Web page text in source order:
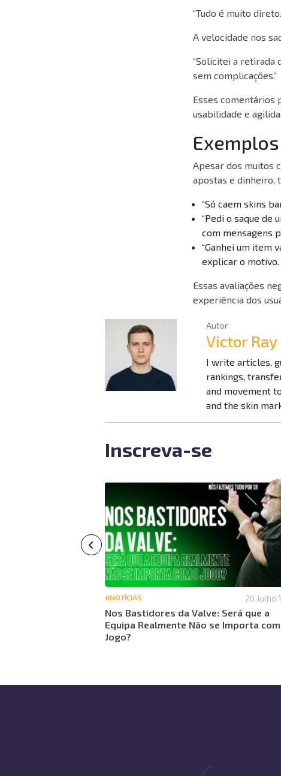
“Tudo é muito
A velocidade nos
“Solicitei a retirada
sem complicações.”
Esses comentários
usabilidade e
Apesar dos muitos
apostas e dinheiro,
“Só caem skins
“Pedi o saque de
com mensagens
“Ganhei um item
explicar o motivo.
Essas avaliações
experiência dos
Autor
Victor
I write articles,
rankings,
and movement
and the skin
Inscreva-se
#NOTÍCIAS 20 Julho
Nos Bastidores da Valve: Será que a
Equipa Realmente Não se Importa
Jogo?